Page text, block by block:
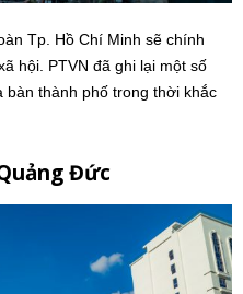
Tp. Hồ Chí Minh sẽ chính
hội. PTVN đã ghi lại một số
bàn thành phố trong thời khắc
Đức